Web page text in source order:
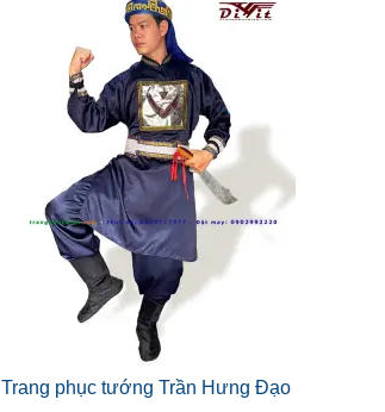
Trang phục tướng Trần Hưng Đạo